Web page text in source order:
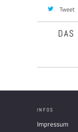
Tweet
DAS
INFOS
Impressum